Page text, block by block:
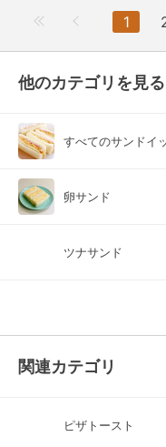
1
他のカテゴリを見る
すべてのサンドイ
卵サンド
ツナサンド
関連カテゴリ
ピザトースト